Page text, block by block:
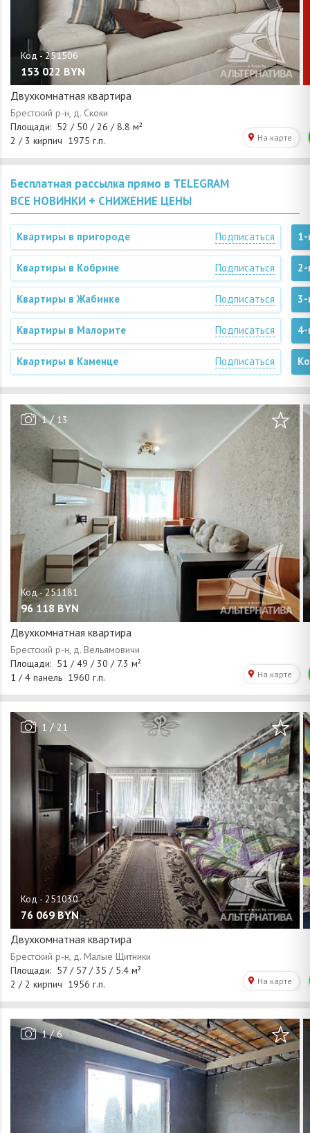
153 022 BYN
Двухкомнатная квартира
Бесплатная рассылка прямо в TELEGRAM
ВСЕ НОВИНКИ + СНИЖЕНИЕ ЦЕНЫ
Квартиры в пригороде Подписаться
Квартиры в Кобрине Подписаться
Квартиры в Жабинке Подписаться
Квартиры в Малорите Подписаться
Квартиры в Каменце Подписаться
1-
2-
3-
4-
1/ 13
96 118 BYN
Двухкомнатная квартира
1 /21
76 069 BYN
Двухкомнатная квартира
1/6